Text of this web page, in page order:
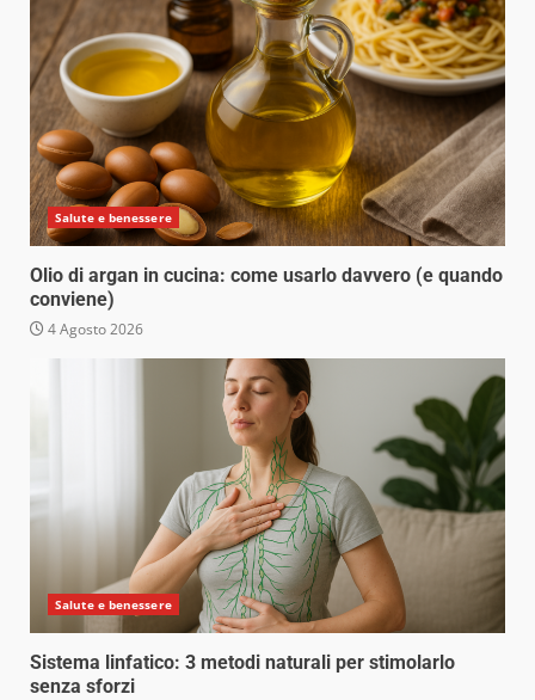
Salute e benessere
Olio di argan in cucina: come usarlo davvero (e quando
conviene)
4 Agosto 2026
Salute e benessere
Sistema linfatico: 3 metodi naturali per stimolarlo
senza sforzi